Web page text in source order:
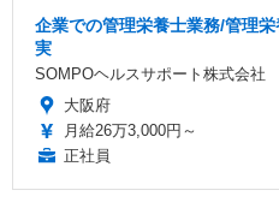
企業での管理栄養士業務/管理
実
SOMPOヘルスサポート株式会社
大阪府
月給26万3,000円～
正社員